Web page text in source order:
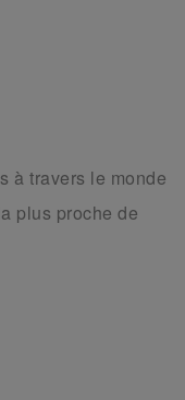
à travers le monde
plus proche de